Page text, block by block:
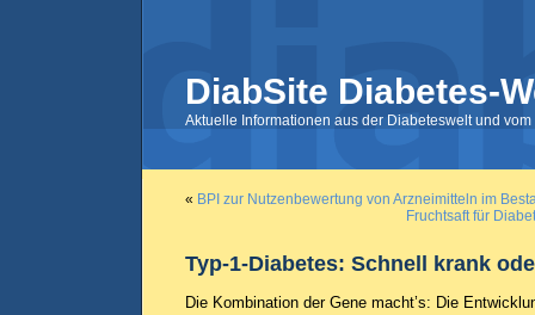
DiabSite Diabetes-
Aktuelle Informationen aus der Diabeteswelt und
« BPI zur Nutzenbewertung von Arzneimitteln im
Fruchtsaft für
Typ-1-Diabetes: Schnell krank
Die Kombination der Gene macht’s: Die